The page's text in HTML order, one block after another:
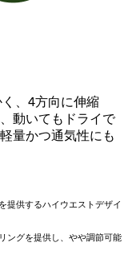
、4方向に伸縮
動いてもドライで
量かつ通気性にも
提供するハイウエストデザイ
ングを提供し、やや調節可能